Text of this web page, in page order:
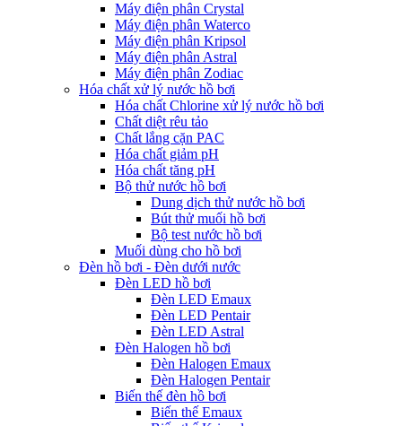
Máy điện phân Crystal
Máy điện phân Waterco
Máy điện phân Kripsol
Máy điện phân Astral
Máy điện phân Zodiac
Hóa chất xử lý nước hồ bơi
Hóa chất Chlorine xử lý nước hồ bơi
Chất diệt rêu tảo
Chất lắng cặn PAC
Hóa chất giảm pH
Hóa chất tăng pH
Bộ thử nước hồ bơi
Dung dịch thử nước hồ bơi
Bút thử muối hồ bơi
Bộ test nước hồ bơi
Muối dùng cho hồ bơi
Đèn hồ bơi - Đèn dưới nước
Đèn LED hồ bơi
Đèn LED Emaux
Đèn LED Pentair
Đèn LED Astral
Đèn Halogen hồ bơi
Đèn Halogen Emaux
Đèn Halogen Pentair
Biến thế đèn hồ bơi
Biến thế Emaux